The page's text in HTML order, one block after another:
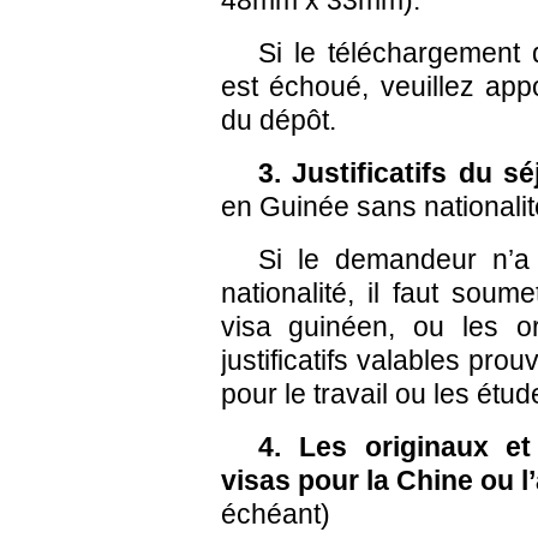
Si le téléchargement
est échoué, veuillez
du dépôt.
3. Justificatifs du
en Guinée sans
Si le demandeur
nationalité, il faut
visa guinéen, ou les
justificatifs valables
pour le travail ou les
4. Les originaux
visas pour la Chine ou
échéant)